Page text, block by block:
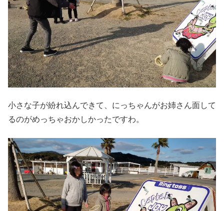
小さな子が紛れ込んできて、にっちゃんがお姉さん面して
るのがめっちゃおかしかったですわ。